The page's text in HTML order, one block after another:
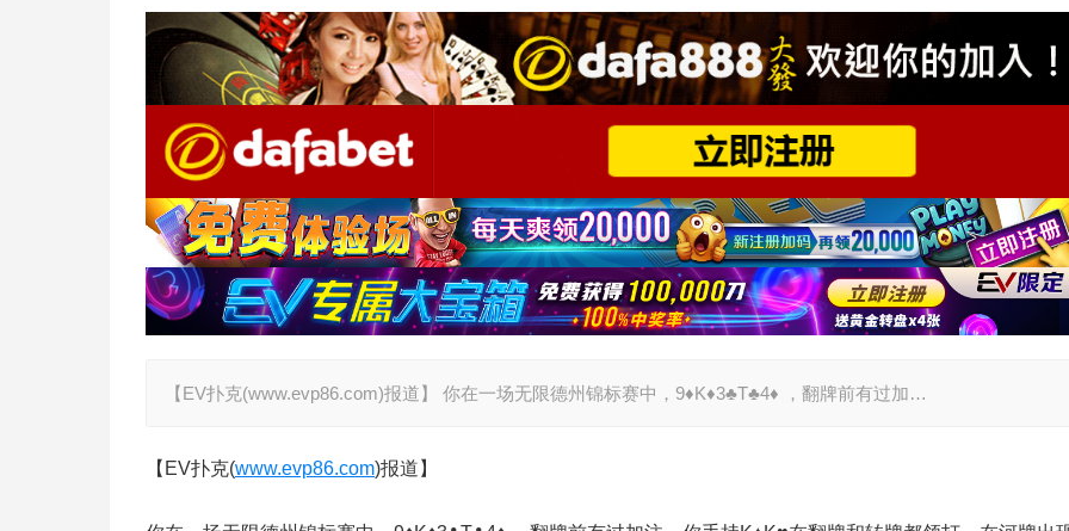
【EV扑克(www.evp86.com)报道】 你在一场无限德州锦标赛中，9♦K♦3♣T♣4♦ ，翻牌前有过加…
【EV扑克(www.evp86.com)报道】